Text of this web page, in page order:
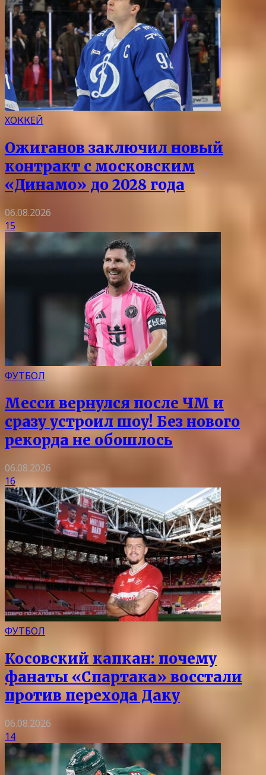
ХОККЕЙ
Ожиганов заключил новый
контракт с московским
«Динамо» до 2028 года
06.08.2026
15
ФУТБОЛ
Месси вернулся после ЧМ и
сразу устроил шоу! Без нового
рекорда не обошлось
06.08.2026
16
ФУТБОЛ
Косовский капкан: почему
фанаты «Спартака» восстали
против перехода Даку
06.08.2026
14